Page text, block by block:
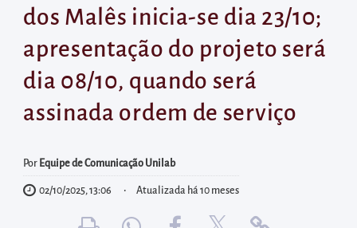
diretamente
menu
principal
Acessar
área
para
dos Malês inicia-se dia 23/10;
apresentação do projeto será
dia 08/10, quando será
assinada ordem de serviço
Por Equipe de Comunicação Unilab
02/10/2025, 13:06 Atualizada há 10 meses